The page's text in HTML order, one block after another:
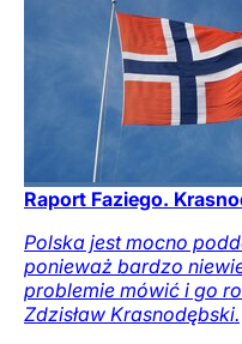
Raport Faziego.
Polska jest mocno
ponieważ bardzo
problemie mówić i go
Zdzisław Krasnodębski.